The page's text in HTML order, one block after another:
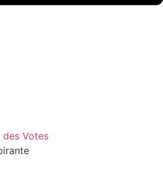
des Votes